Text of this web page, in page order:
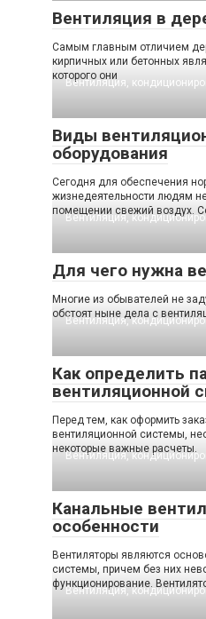
Вентиляция в
Самым главным отличием
кирпичных или бетонных
которого они
Вентиляция,
Виды
оборудования
Сегодня для обеспечения
жизнедеятельности людям
помещении свежий воздух.
Вентиляция,
Для чего нужна
Многие из обывателей не
обстоят ныне дела с
Вентиляция,
Как определить
вентиляционной
Перед тем, как оформить
вентиляционной системы,
некоторые важные расчеты.
Вентиляция,
Канальные
особенности
Вентиляторы являются
системы, причем без них
функционирование.
Вентиляция,